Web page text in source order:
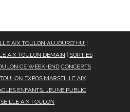
AIX TOULON AUJOURD'HUI |
AIX TOULON DEMAIN | SORTIES
CE WEEK-END CONCERTS
EXPOS MARSEILLE AIX
ENFANTS, JEUNE PUBLIC
AIX TOULON